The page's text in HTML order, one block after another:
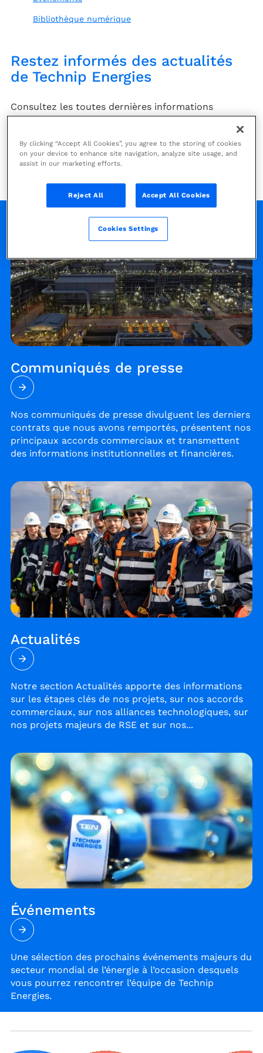
Bibliothèque numérique
Restez informés des actualités
de Technip Energies
Consultez les toutes dernières informations
publiées dansles communiqués de presseet sur la
auxquels
nous participerons prochainement, parcourez notre
galerie médiaset explorez notrebibliothèque
, vous y trouverez une foule
d'informations !
Communiqués de presse
Nos communiqués de presse divulguent les derniers
contrats que nous avons remportés, présentent nos
principaux accords commerciaux et transmettent
des informations institutionnelles et financières.
Actualités
Notre section Actualités apporte des informations
sur les étapes clés de nos projets, sur nos accords
commerciaux, sur nos alliances technologiques, sur
nos projets majeurs de RSE et sur nos...
Événements
Une sélection des prochains événements majeurs du
secteur mondial de l’énergie à l’occasion desquels
vous pourrez rencontrer l’équipe de Technip
Energies.
By clicking “Accept All Cookies”, you agree to the storing of cookies
on your device to enhance site navigation, analyze site usage, and
assist in our marketing efforts.
Reject All Accept All Cookies
Cookies Settings